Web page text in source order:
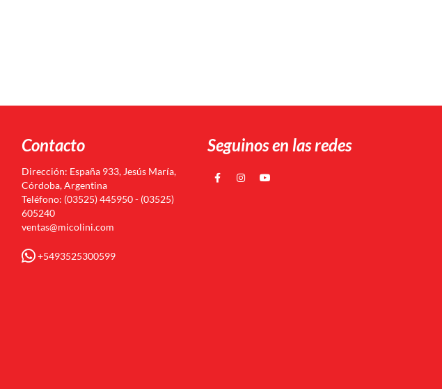
Contacto
Dirección: España 933, Jesús María,
Córdoba, Argentina
Teléfono: (03525) 445950 - (03525)
605240
ventas@micolini.com
+5493525300599
Seguinos en las redes